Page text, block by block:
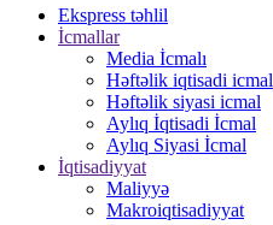
Ekspress təhlil
İcmallar
Media İcmalı
Həftəlik iqtisadi icmal
Həftəlik siyasi icmal
Aylıq İqtisadi İcmal
Aylıq Siyasi İcmal
İqtisadiyyat
Maliyyə
Makroiqtisadiyyat